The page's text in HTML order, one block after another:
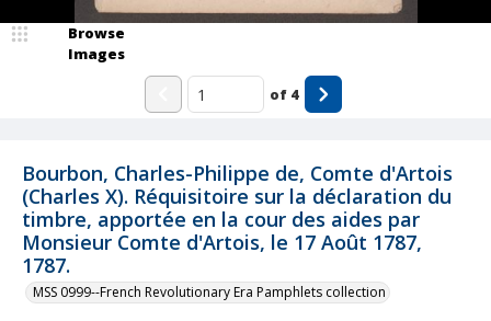
Bourbon, Charles-Philippe de, Comte d'Artois
(Charles X). Réquisitoire sur la déclaration du
timbre, apportée en la cour des aides par
Monsieur Comte d'Artois, le 17 Août 1787,
1787.
MSS 0999--French Revolutionary Era Pamphlets collection
Browse
Images
of 4